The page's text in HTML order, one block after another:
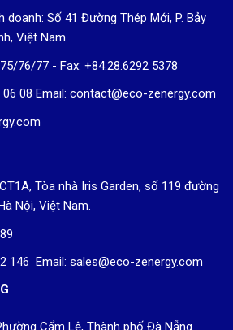
doanh: Số 41 Đường Thép Mới, P. Bảy
Việt Nam.
76/77 - Fax: +84.28.6292 5378
08 Email: contact@eco-zenergy.com
Tòa nhà Iris Garden, số 119 đường
Nội, Việt Nam.
146 Email: sales@eco-zenergy.com
Cẩm Lệ, Thành phố Đà Nẵng